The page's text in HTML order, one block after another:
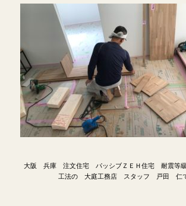
大阪 兵庫 注文住宅 パッシブＺＥＨ住宅 耐震等級
工法の 大庭工務店 スタッフ 戸田 仁で